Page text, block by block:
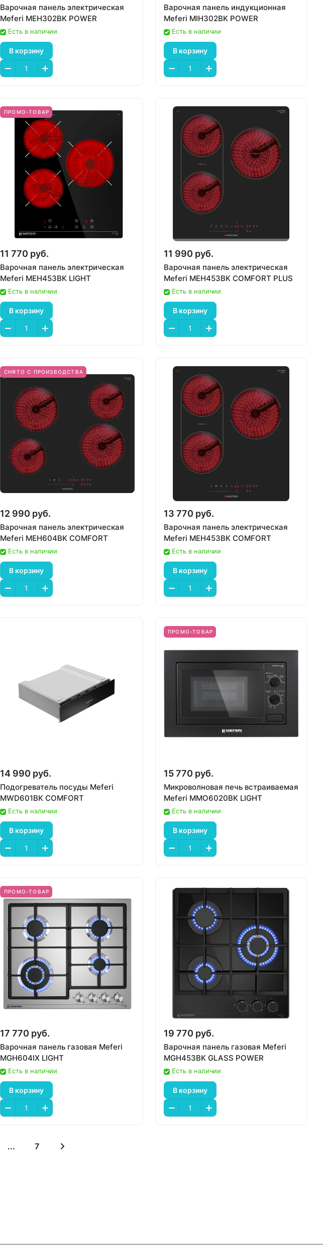
Варочная панель электрическая
Meferi MEH302BK POWER
Есть в наличии
В корзину
Варочная панель индукционная
Meferi MIH302BK POWER
Есть в наличии
В корзину
ПРОМО-ТОВАР
11 770 руб.
Варочная панель электрическая
Meferi MEH453BK LIGHT
Есть в наличии
В корзину
11 990 руб.
Варочная панель электрическая
Meferi MEH453BK COMFORT PLUS
Есть в наличии
В корзину
СНЯТО С ПРОИЗВОДСТВА
12 990 руб.
Варочная панель электрическая
Meferi MEH604BK COMFORT
Есть в наличии
В корзину
13 770 руб.
Варочная панель электрическая
Meferi MEH453BK COMFORT
Есть в наличии
В корзину
14 990 руб.
Подогреватель посуды Meferi
MWD601BK COMFORT
Есть в наличии
В корзину
ПРОМО-ТОВАР
15 770 руб.
Микроволновая печь встраиваемая
Meferi MMO6020BK LIGHT
Есть в наличии
В корзину
ПРОМО-ТОВАР
17 770 руб.
Варочная панель газовая Meferi
MGH604IX LIGHT
Есть в наличии
В корзину
19 770 руб.
Варочная панель газовая Meferi
MGH453BK GLASS POWER
Есть в наличии
В корзину
... 7